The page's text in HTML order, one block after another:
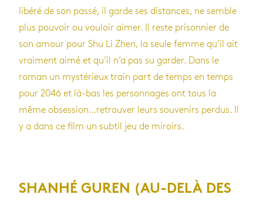
libéré de son passé, il garde ses distances, ne semble
plus pouvoir ou vouloir aimer. Il reste prisonnier de
son amour pour Shu Li Zhen, la seule femme qu’il ait
vraiment aimé et qu’il n’a pas su garder. Dans le
roman un mystérieux train part de temps en temps
pour 2046 et là-bas les personnages ont tous la
même obsession…retrouver leurs souvenirs perdus. Il
y a dans ce film un subtil jeu de miroirs.
SHANHÉ GUREN (AU-DELÀ DES